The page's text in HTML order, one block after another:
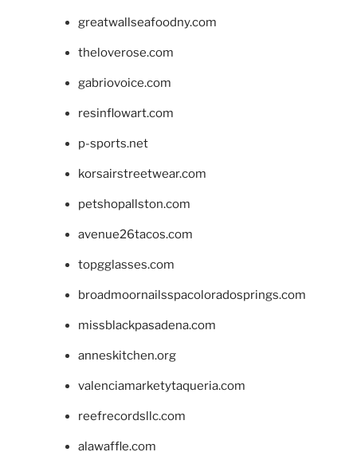
greatwallseafoodny.com
theloverose.com
gabriovoice.com
resinflowart.com
p-sports.net
korsairstreetwear.com
petshopallston.com
avenue26tacos.com
topgglasses.com
broadmoornailsspacoloradosprings.com
missblackpasadena.com
anneskitchen.org
valenciamarketytaqueria.com
reefrecordsllc.com
alawaffle.com